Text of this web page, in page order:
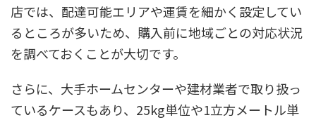
店では、配達可能エリアや運賃を細かく設定してい
るところが多いため、購入前に地域ごとの対応状況
を調べておくことが大切です。
さらに、大手ホームセンターや建材業者で取り扱っ
ているケースもあり、25kg単位や1立方メートル単